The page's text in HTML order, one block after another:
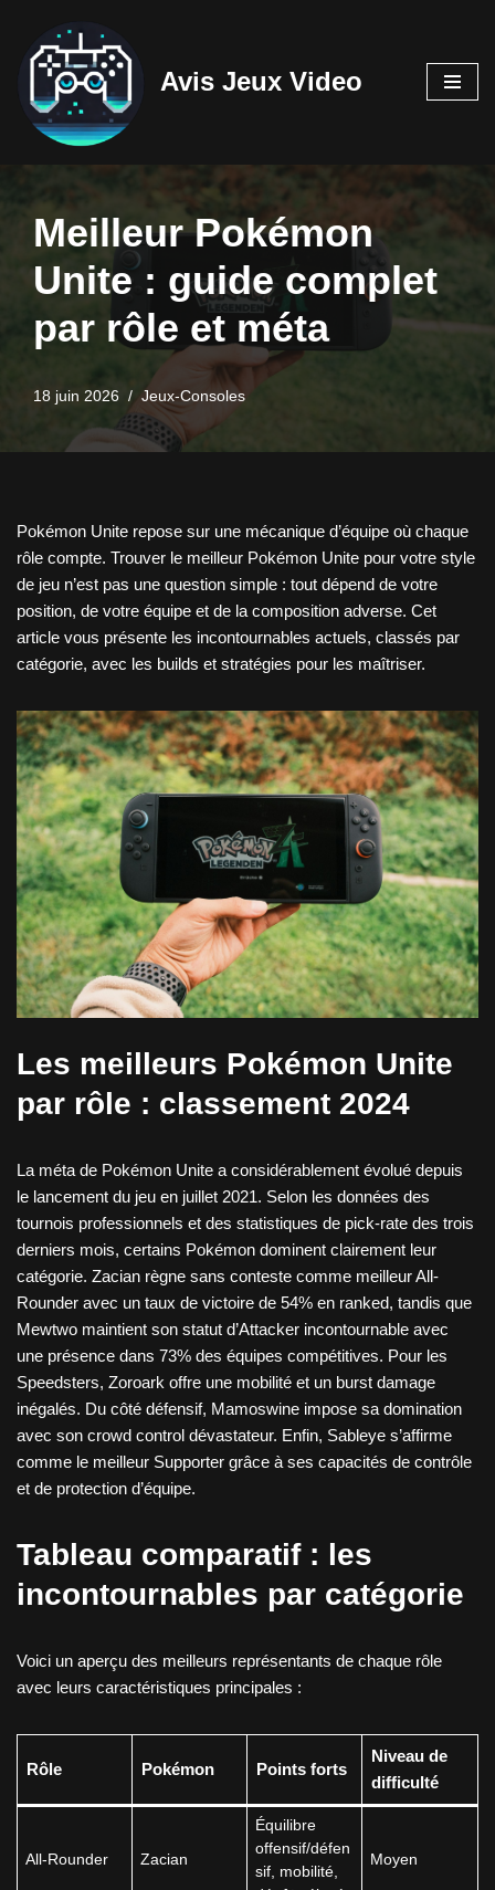
Aller
contenu
Avis Jeux Video
Meilleur Pokémon
Unite : guide complet
par rôle et méta
18 juin 2026 Jeux-Consoles
Pokémon Unite repose sur une mécanique d’équipe où chaque
rôle compte. Trouver le meilleur Pokémon Unite pour votre style
de jeu n’est pas une question simple : tout dépend de votre
position, de votre équipe et de la composition adverse. Cet
article vous présente les incontournables actuels, classés par
catégorie, avec les builds et stratégies pour les maîtriser.
Les meilleurs Pokémon Unite
par rôle : classement 2024
La méta de Pokémon Unite a considérablement évolué depuis
le lancement du jeu en juillet 2021. Selon les données des
tournois professionnels et des statistiques de pick-rate des trois
derniers mois, certains Pokémon dominent clairement leur
catégorie. Zacian règne sans conteste comme meilleur All-
Rounder avec un taux de victoire de 54% en ranked, tandis que
Mewtwo maintient son statut d’Attacker incontournable avec
une présence dans 73% des équipes compétitives. Pour les
Speedsters, Zoroark offre une mobilité et un burst damage
inégalés. Du côté défensif, Mamoswine impose sa domination
avec son crowd control dévastateur. Enfin, Sableye s’affirme
comme le meilleur Supporter grâce à ses capacités de contrôle
et de protection d’équipe.
Tableau comparatif : les
incontournables par catégorie
Voici un aperçu des meilleurs représentants de chaque rôle
avec leurs caractéristiques principales :
Rôle Pokémon Points forts
Niveau de
difficulté
All-Rounder Zacian
Équilibre
offensif/défen
sif, mobilité,
Moyen